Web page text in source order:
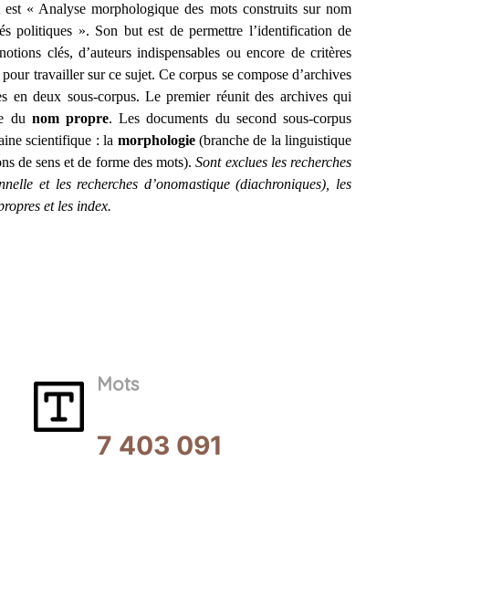
« Analyse morphologique des mots construits sur nom
politiques ». Son but est de permettre l’identification de
clés, d’auteurs indispensables ou encore de critères
travailler sur ce sujet. Ce corpus se compose d’archives
en deux sous-corpus. Le premier réunit des archives qui
du nom propre. Les documents du second sous-corpus
scientifique : la morphologie(branche de la linguistique
de sens et de forme des mots).Sont exclues les recherches
et les recherches d’onomastique (diachroniques), les
et les index.
Mots
7 403 091